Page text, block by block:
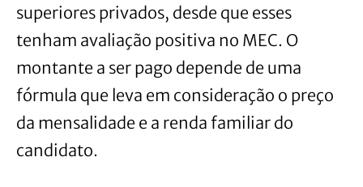
superiores privados, desde que esses
tenham avaliação positiva no MEC. O
montante a ser pago depende de uma
fórmula que leva em consideração o preço
da mensalidade e a renda familiar do
candidato.